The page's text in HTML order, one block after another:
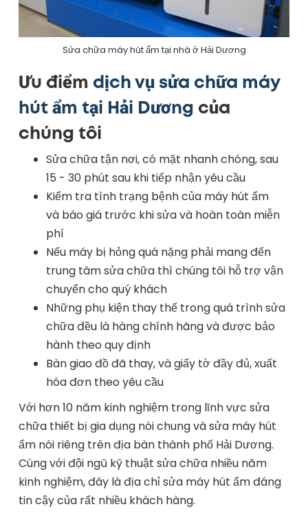
Sửa chữa máy hút ẩm tại nhà ở Hải Dương
Ưu điểm dịch vụ sửa chữa máy
hút ẩm tại Hải Dương của
chúng tôi
Sửa chữa tận nơi, có mặt nhanh chóng, sau
15 - 30 phút sau khi tiếp nhận yêu cầu
Kiểm tra tình trạng bệnh của máy hút ẩm
và báo giá trước khi sửa và hoàn toàn miễn
phí
Nếu máy bị hỏng quá nặng phải mang đến
trung tâm sửa chữa thì chúng tôi hỗ trợ vận
chuyển cho quý khách
Những phụ kiện thay thế trong quá trình sửa
chữa đều là hàng chính hãng và được bảo
hành theo quy định
Bàn giao đồ đã thay, và giấy tờ đầy đủ, xuất
hóa đơn theo yêu cầu
Với hơn 10 năm kinh nghiệm trong lĩnh vực sửa
chữa thiết bị gia dụng nói chung và sửa máy hút
ẩm nói riêng trên địa bàn thành phố Hải Dương.
Cùng với đội ngũ kỹ thuật sửa chữa nhiều năm
kinh nghiệm, đây là địa chỉ sửa máy hút ẩm đáng
tin cậy của rất nhiều khách hàng.